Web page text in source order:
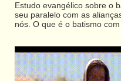
Estudo evangélico sobre o
seu paralelo com as
nós. O que é o batismo